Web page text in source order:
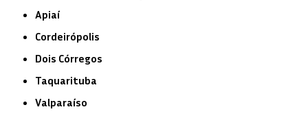
Apiaí
Cordeirópolis
Dois Córregos
Taquarituba
Valparaíso